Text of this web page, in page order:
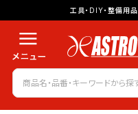
工具・DIY・整備用